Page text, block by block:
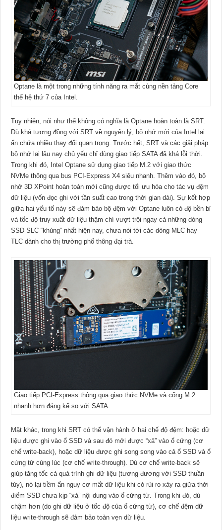
Optane là một trong những tính năng ra mắt cùng nền tảng Core
thế hệ thứ 7 của Intel.
Tuy nhiên, nói như thế không có nghĩa là Optane hoàn toàn là SRT.
Dù khá tương đồng với SRT về nguyên lý, bộ nhớ mới của Intel lại
ẩn chứa nhiều thay đổi quan trọng. Trước hết, SRT và các giải pháp
bộ nhớ lai lâu nay chủ yếu chỉ dùng giao tiếp SATA đã khá lỗi thời.
Trong khi đó, Intel Optane sử dụng giao tiếp M.2 với giao thức
NVMe thông qua bus PCI-Express X4 siêu nhanh. Thêm vào đó, bộ
nhớ 3D XPoint hoàn toàn mới cũng được tối ưu hóa cho tác vụ đệm
dữ liệu (vốn đọc ghi với tần suất cao trong thời gian dài). Sự kết hợp
giữa hai yếu tố này sẽ đảm bảo bộ đệm với Optane luôn có độ bền bỉ
và tốc độ truy xuất dữ liệu thậm chí vượt trội ngay cả những dòng
SSD SLC “khủng” nhất hiện nay, chưa nói tới các dòng MLC hay
TLC dành cho thị trường phổ thông đại trà.
Giao tiếp PCI-Express thông qua giao thức NVMe và cổng M.2
nhanh hơn đáng kể so với SATA.
Mặt khác, trong khi SRT có thể vận hành ở hai chế độ đệm: hoặc dữ
liệu được ghi vào ổ SSD và sau đó mới được “xả” vào ổ cứng (cơ
chế write-back), hoặc dữ liệu được ghi song song vào cả ổ SSD và ổ
cứng từ cùng lúc (cơ chế write-through). Dù cơ chế write-back sẽ
giúp tăng tốc cả quá trình ghi dữ liệu (tương đương với SSD thuần
túy), nó lại tiềm ẩn nguy cơ mất dữ liệu khi có rủi ro xảy ra giữa thời
điểm SSD chưa kịp “xả” nội dung vào ổ cứng từ. Trong khi đó, dù
chậm hơn (do ghi dữ liệu ở tốc độ của ổ cứng từ), cơ chế đệm dữ
liệu write-through sẽ đảm bảo toàn vẹn dữ liệu.